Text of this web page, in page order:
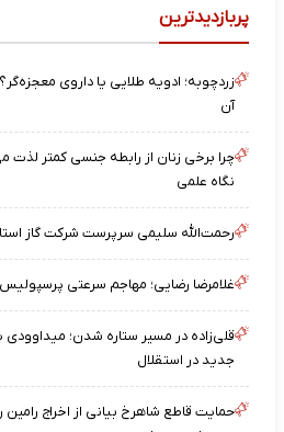
پربازدیدترین
زردچوبه؛ ادویه طلایی یا داروی
آن
نگاه علمی
رحمت‌الله سلیمی سرپرست شرکت گاز
غلامرضا رضایی؛ مهاجم سرعتی
قلی‌زاده در مسیر ستاره شدن؛
جدید در استقلال
حمایت قاطع شاهرخ بیانی از اخراج رامین